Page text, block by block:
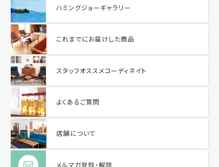
ハミングジョーギャラリー
これまでにお届けした商品
スタッフオススメコーディネイト
よくあるご質問
店舗について
メルマガ登録・解除